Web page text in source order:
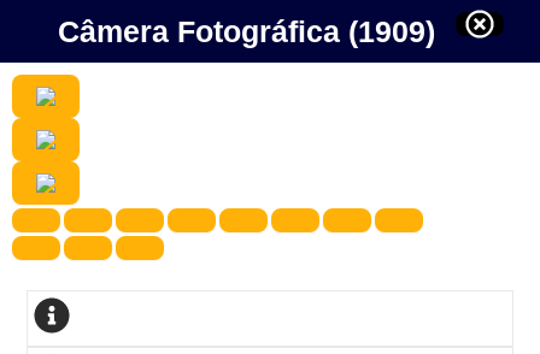
Câmera Fotográfica (1909)